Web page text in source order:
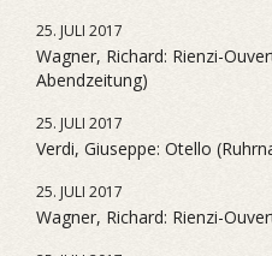
25. JULI 2017
Wagner, Richard: Rienzi-
Abendzeitung)
25. JULI 2017
Verdi, Giuseppe: Otello
25. JULI 2017
Wagner, Richard: Rienzi-